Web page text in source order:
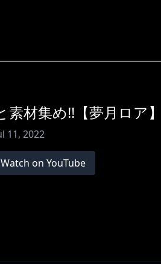
材集め!!【夢月ロア】
11, 2022
Watch on YouTube